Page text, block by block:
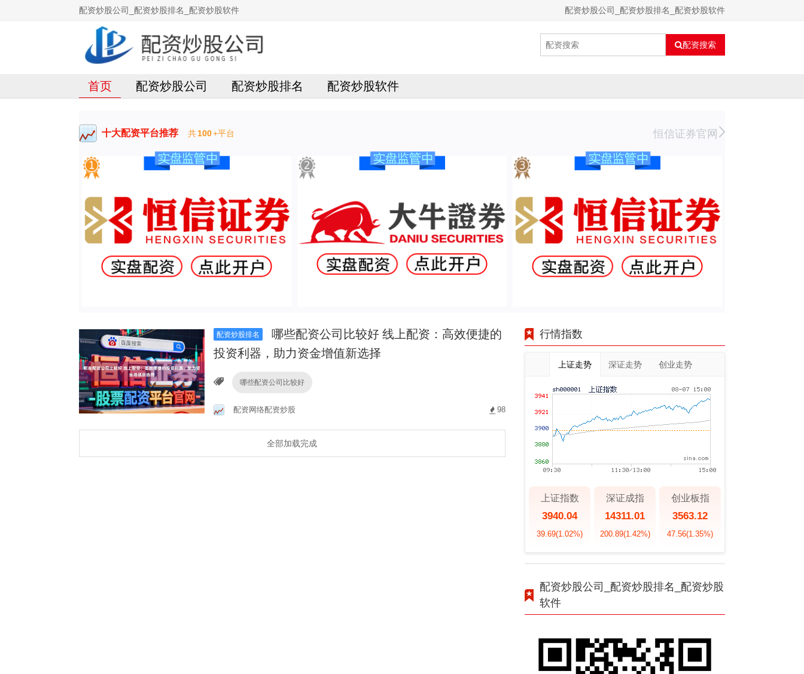
配资炒股公司_配资炒股排名_配资炒股软件 配资炒股公司_配资炒股排名_配资炒股软件
配资搜索
首页 配资炒股公司 配资炒股排名 配资炒股软件
十大配资平台推荐 共100+平台 恒信证券官网
配资炒股排名
哪些配资公司比较好 线上配资：高效便捷的
投资利器，助力资金增值新选择
哪些配资公司比较好
配资网络配资炒股 98
全部加载完成
行情指数
上证走势 深证走势 创业走势
上证指数
3940.04
39.69(1.02%)
深证成指
14311.01
200.89(1.42%)
创业板指
3563.12
47.56(1.35%)
配资炒股公司_配资炒股排名_配资炒股
软件